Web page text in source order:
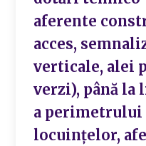
aferente
acces,
verticale, alei
verzi), până
a perimetrului
locuințelor,